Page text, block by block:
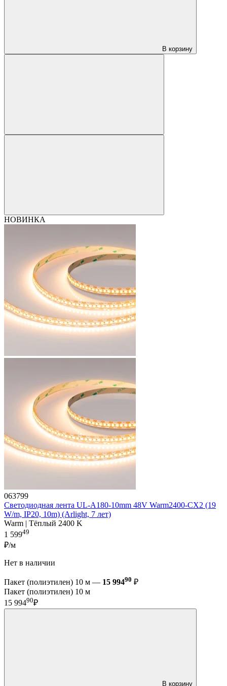
В корзину
НОВИНКА
063799
Светодиодная лента UL-A180-10mm 48V Warm2400-CX2 (19
W/m, IP20, 10m) (Arlight, 7 лет)
Warm | Тёплый 2400 K
1 59949
₽/м
Нет в наличии
Пакет (полиэтилен) 10 м — 15 99490 ₽
Пакет (полиэтилен) 10 м
15 99490₽
В корзину